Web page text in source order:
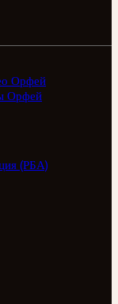
Орфей
Орфей
(РБА)